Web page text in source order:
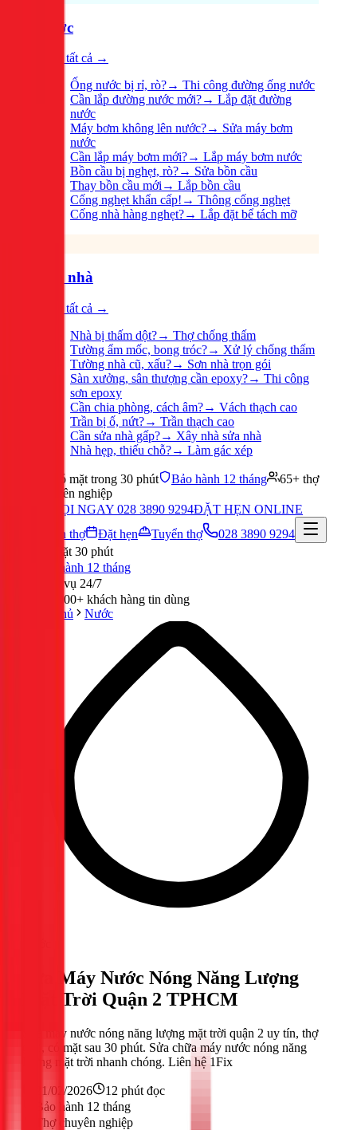
Nước
Xem tất cả →
Ống nước bị rỉ, rò?→ Thi công đường ống nước
Cần lắp đường nước mới?→ Lắp đặt đường
nước
Máy bơm không lên nước?→ Sửa máy bơm
nước
Cần lắp máy bơm mới?→ Lắp máy bơm nước
Bồn cầu bị nghẹt, rò?→ Sửa bồn cầu
Thay bồn cầu mới → Lắp bồn cầu
Cống nghẹt khẩn cấp! → Thông cống nghẹt
Cống nhà hàng nghẹt?→ Lắp đặt bể tách mỡ
Sửa nhà
Xem tất cả →
Nhà bị thấm dột?→ Thợ chống thấm
Tường ẩm mốc, bong tróc?→ Xử lý chống thấm
Tường nhà cũ, xấu?→ Sơn nhà trọn gói
Sàn xưởng, sân thượng cần epoxy?→ Thi công
sơn epoxy
Cần chia phòng, cách âm?→ Vách thạch cao
Trần bị ố, nứt?→ Trần thạch cao
Cần sửa nhà gấp?→ Xây nhà sửa nhà
Nhà hẹp, thiếu chỗ?→ Làm gác xép
Có mặt trong 30 phút Bảo hành 12 tháng
65+ thợ
chuyên nghiệp
GỌI NGAY 028 3890 9294ĐẶT HẸN ONLINE
Tuyển thợ
Đặt hẹn Tuyển thợ
028 3890 9294
Có mặt 30 phút
Bảo hành 12 tháng
Phục vụ 24/7
300,000+ khách hàng tin dùng
Trang chủ
Nước
Sửa Máy Nước Nóng Năng Lượng
Mặt Trời Quận 2 TPHCM
Sửa máy nước nóng năng lượng mặt trời quận 2 uy tín, thợ
giỏi, có mặt sau 30 phút. Sửa chữa máy nước nóng năng
lượng mặt trời nhanh chóng. Liên hệ 1Fix
21/02/2026 12 phút đọc
Bảo hành 12 tháng
Thợ chuyên nghiệp